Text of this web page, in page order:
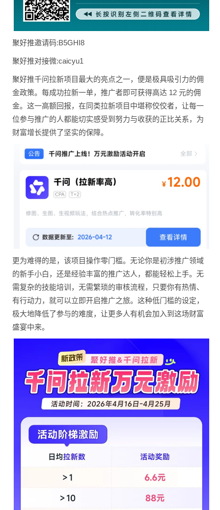
聚好推邀请码:B5GHI8
聚好推对接微:caicyu1
聚好推千问拉新项目最大的亮点之一，便是极具吸引力的佣
金政策。每成功拉新一单，推广者即可获得高达 12 元的佣
金。这一高额回报，在同类拉新项目中堪称佼佼者，让每一
位参与推广的人都能切实感受到努力与收获的正比关系，为
财富增长提供了坚实的保障。
更为难得的是，该项目操作零门槛。无论你是初涉推广领域
的新手小白，还是经验丰富的推广达人， 都能轻松上手。无
需复杂的技能培训，无需繁琐的审核流程，只要你有热情、
有行动力，就可以立即开启推广之旅。这种低门槛的设定，
极大地降低了参与的难度，让更多人有机会加入到这场财富
盛宴中来。